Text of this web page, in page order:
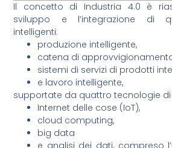
Il concetto di Industria 4.0 è
sviluppo e l’integrazione di
intelligenti:
produzione intelligente,
catena di
sistemi di servizi di prodotti
e lavoro intelligente,
supportate da quattro tecnologie di
Internet delle cose (IoT),
cloud computing,
big data